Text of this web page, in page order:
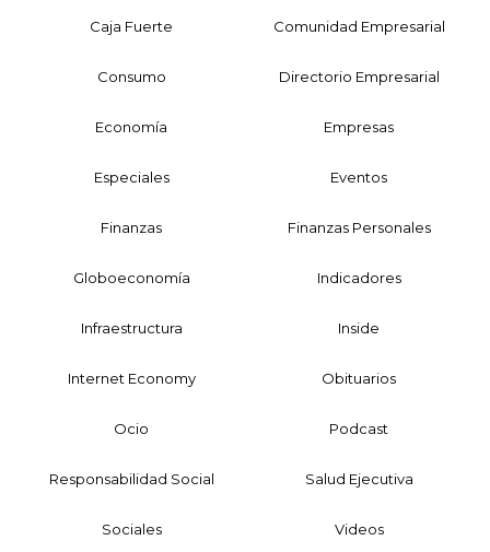
Caja Fuerte Comunidad Empresarial
Consumo Directorio Empresarial
Economía Empresas
Especiales Eventos
Finanzas Finanzas Personales
Globoeconomía Indicadores
Infraestructura Inside
Internet Economy Obituarios
Ocio Podcast
Responsabilidad Social Salud Ejecutiva
Sociales Videos